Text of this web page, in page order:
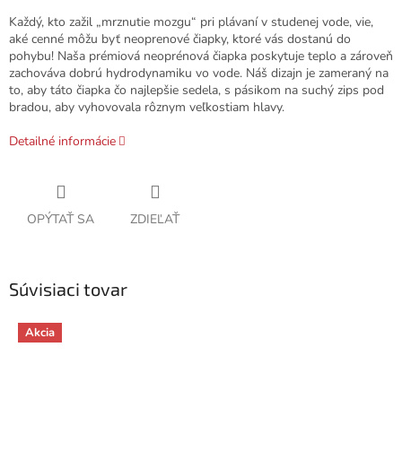
Každý, kto zažil „mrznutie mozgu“ pri plávaní v studenej vode, vie,
aké cenné môžu byť neoprenové čiapky, ktoré vás dostanú do
pohybu! Naša prémiová neoprénová čiapka poskytuje teplo a zároveň
zachováva dobrú hydrodynamiku vo vode. Náš dizajn je zameraný na
to, aby táto čiapka čo najlepšie sedela, s pásikom na suchý zips pod
bradou, aby vyhovovala rôznym veľkostiam hlavy.
Detailné informácie
OPÝTAŤ SA ZDIEĽAŤ
Súvisiaci tovar
Akcia